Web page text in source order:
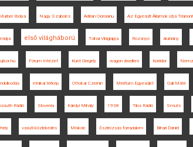
Murber Ibolya Nagy Szabolcs Adrian Cioroianu Az Egyesült Államok útja
első világháború Tolnai Világlapja Rozsnyó áruhiány
ujkor.hu Fórum Intézet Kunt Gergely wagon dwellers Korridor
etnikai térkép Ottokar Czernin Meritum Egyesület Gali Máté
Rádió Slovenia Károlyi Mihály 1938 Tilos Rádió Smuts
vasúti közlekedés Miskolc őszirózsás forradalom Bihari Dániel